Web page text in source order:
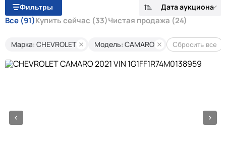
Фильтры Дата аукциона
Все (91)Купить сейчас (33)Чистая продажа (24)
Марка: CHEVROLET Модель: CAMARO Сбросить все